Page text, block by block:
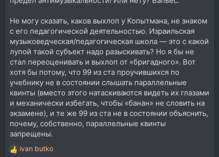
Не могу сказать, каков выхлоп у Копытмана, не знаком
с его педагогической деятельностью. Израильская
музыковедческая/педагогическая школа — это с какой
лупой такой субъект надо разыскивать? Но я бы не
стал переоценивать и выхлоп от «бригадного». Вот
хотя бы потому, что 99 из ста проучившихся по
учебнику не в состоянии слышать параллельные
квинты (вместо этого натаскиваются видеть их глазами
и механически избегать, чтобы «банан» не словить на
экзамене), и те же 99 из ста не в состоянии объяснить,
почему, собственно, параллельные квинты
запрещены.
Р
ivan butko